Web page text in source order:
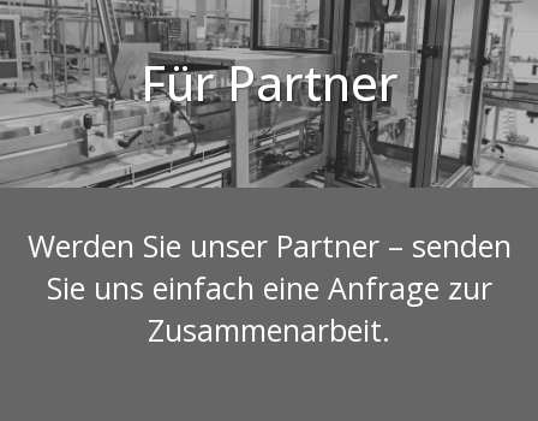
Für Partner
Werden Sie unser Partner – senden
Sie uns einfach eine Anfrage zur
Zusammenarbeit.